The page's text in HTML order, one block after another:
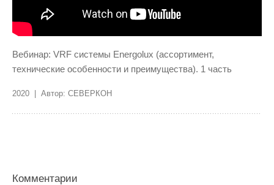
Вебинар: VRF системы Energolux (ассортимент,
технические особенности и преимущества). 1 часть
2020 | Автор: СЕВЕРКОН
Комментарии